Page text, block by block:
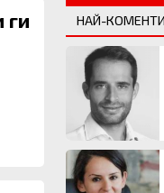
ги
НАЙ-